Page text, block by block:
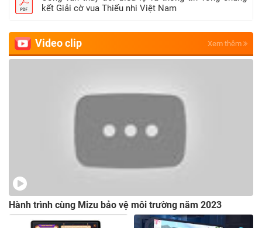
kết Giải cờ vua Thiếu nhi Việt Nam
Video clip Xem thêm
Hành trình cùng Mizu bảo vệ môi trường năm 2023